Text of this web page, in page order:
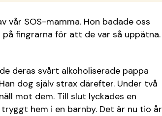
vår SOS-mamma. Hon badade oss
fingrarna för att de var så uppätna.
deras svårt alkoholiserade pappa
dog själv strax därefter. Under två
mot dem. Till slut lyckades en
hem i en barnby. Det är nu tio år